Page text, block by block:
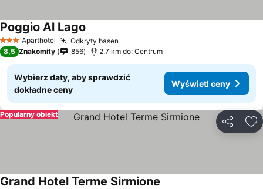
3 KategoriaAparthotel Odkryty basen
Poggio Al Lago
8,5 Znakomity 856 2.7 km do: Centrum
Wybierz daty, aby sprawdzić
dokładne ceny
Wyświetl ceny
Popularny obiekt
Grand Hotel Terme Sirmione